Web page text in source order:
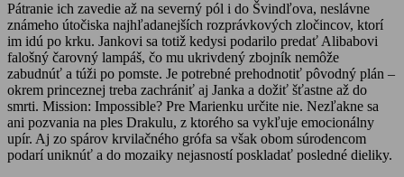
Pátranie ich zavedie až na severný pól i do Švindľova, neslávne
známeho útočiska najhľadanejších rozprávkových zločincov, ktorí
im idú po krku. Jankovi sa totiž kedysi podarilo predať Alibabovi
falošný čarovný lampáš, čo mu ukrivdený zbojník nemôže
zabudnúť a túži po pomste. Je potrebné prehodnotiť pôvodný plán –
okrem princeznej treba zachrániť aj Janka a dožiť šťastne až do
smrti. Mission: Impossible? Pre Marienku určite nie. Nezľakne sa
ani pozvania na ples Drakulu, z ktorého sa vykľuje emocionálny
upír. Aj zo spárov krvilačného grófa sa však obom súrodencom
podarí uniknúť a do mozaiky nejasností poskladať posledné dieliky.